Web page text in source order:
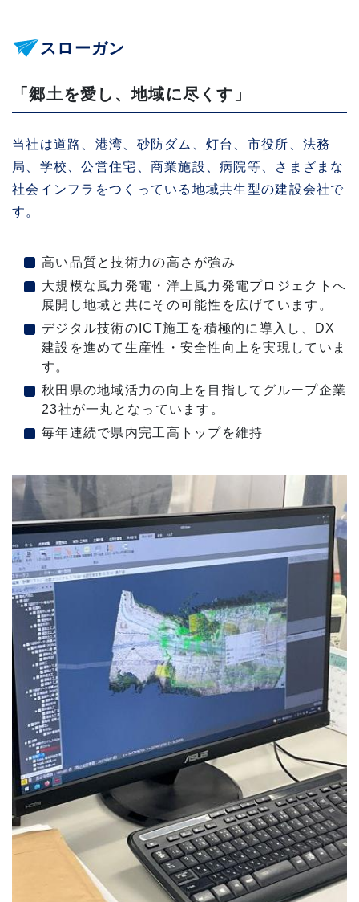
スローガン
「郷土を愛し、地域に尽くす」
当社は道路、港湾、砂防ダム、灯台、市役所、法務
局、学校、公営住宅、商業施設、病院等、さまざまな
社会インフラをつくっている地域共生型の建設会社で
す。
高い品質と技術力の高さが強み
大規模な風力発電・洋上風力発電プロジェクトへ
展開し地域と共にその可能性を広げています。
デジタル技術のICT施工を積極的に導入し、DX
建設を進めて生産性・安全性向上を実現していま
す。
秋田県の地域活力の向上を目指してグループ企業
23社が一丸となっています。
毎年連続で県内完工高トップを維持